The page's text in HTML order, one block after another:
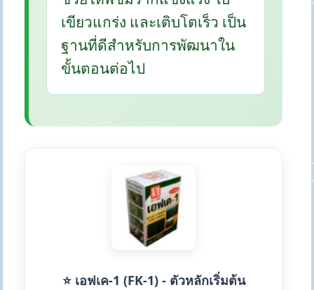
เขียวแกร่ง และเติบโตเร็ว เป็น
ฐานที่ดีสำหรับการพัฒนาใน
ขั้นตอนต่อไป
⭐ เอฟเค-1 (FK-1) - ตัวหลักเริ่มต้น